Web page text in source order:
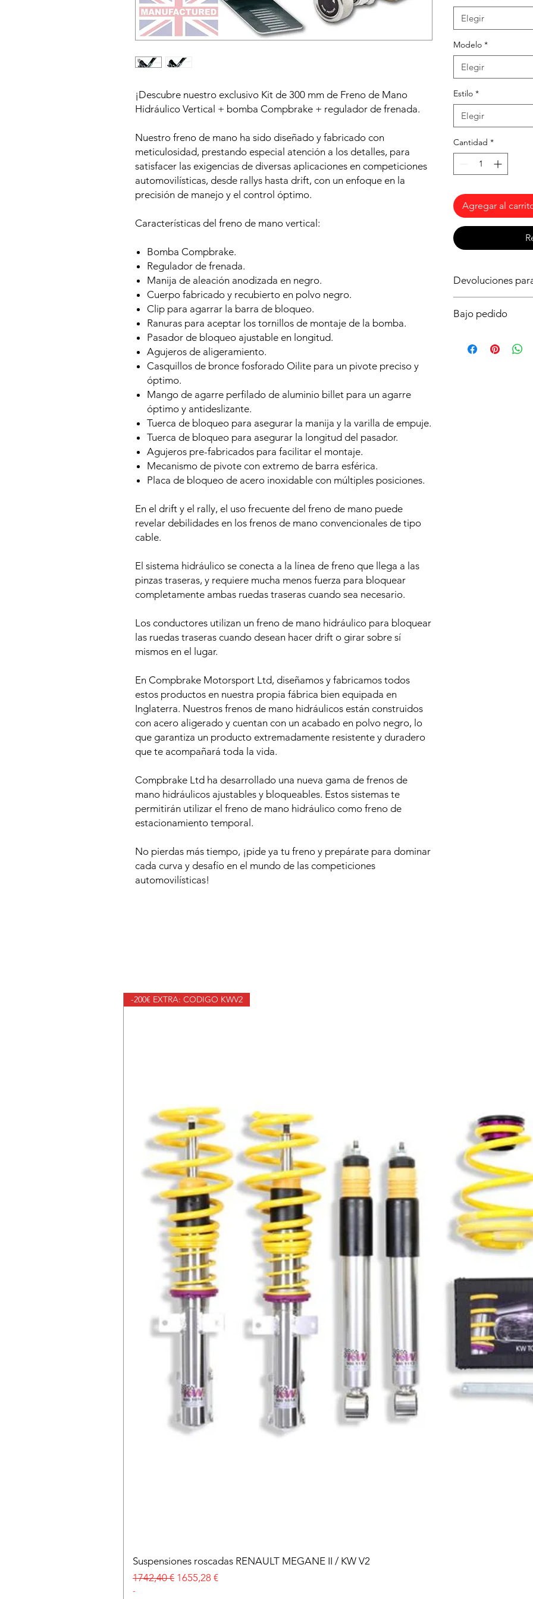
¡Descubre nuestro exclusivo Kit de 300 mm de Freno de Mano
Hidráulico Vertical + bomba Compbrake + regulador de frenada.
Nuestro freno de mano ha sido diseñado y fabricado con
meticulosidad, prestando especial atención a los detalles, para
satisfacer las exigencias de diversas aplicaciones en competiciones
automovilísticas, desde rallys hasta drift, con un enfoque en la
precisión de manejo y el control óptimo.
Características del freno de mano vertical:
Bomba Compbrake.
Regulador de frenada.
Manija de aleación anodizada en negro.
Cuerpo fabricado y recubierto en polvo negro.
Clip para agarrar la barra de bloqueo.
Ranuras para aceptar los tornillos de montaje de la bomba.
Pasador de bloqueo ajustable en longitud.
Agujeros de aligeramiento.
Casquillos de bronce fosforado Oilite para un pivote preciso y
óptimo.
Mango de agarre perfilado de aluminio billet para un agarre
óptimo y antideslizante.
Tuerca de bloqueo para asegurar la manija y la varilla de empuje.
Tuerca de bloqueo para asegurar la longitud del pasador.
Agujeros pre-fabricados para facilitar el montaje.
Mecanismo de pivote con extremo de barra esférica.
Placa de bloqueo de acero inoxidable con múltiples posiciones.
En el drift y el rally, el uso frecuente del freno de mano puede
revelar debilidades en los frenos de mano convencionales de tipo
cable.
El sistema hidráulico se conecta a la línea de freno que llega a las
pinzas traseras, y requiere mucha menos fuerza para bloquear
completamente ambas ruedas traseras cuando sea necesario.
Los conductores utilizan un freno de mano hidráulico para bloquear
las ruedas traseras cuando desean hacer drift o girar sobre sí
mismos en el lugar.
En Compbrake Motorsport Ltd, diseñamos y fabricamos todos
estos productos en nuestra propia fábrica bien equipada en
Inglaterra. Nuestros frenos de mano hidráulicos están construidos
con acero aligerado y cuentan con un acabado en polvo negro, lo
que garantiza un producto extremadamente resistente y duradero
que te acompañará toda la vida.
Compbrake Ltd ha desarrollado una nueva gama de frenos de
mano hidráulicos ajustables y bloqueables. Estos sistemas te
permitirán utilizar el freno de mano hidráulico como freno de
estacionamiento temporal.
No pierdas más tiempo, ¡pide ya tu freno y prepárate para dominar
cada curva y desafío en el mundo de las competiciones
automovilísticas!
Elegir
Modelo *
Elegir
Estilo *
Elegir
Cantidad *
Agregar al
Devoluciones
importante
o lo intentes montar
Bajo pedido
plazo de entrega es
-200€ EXTRA: CODIGO KWV2
Suspensiones roscadas RENAULT MEGANE II / KW V2
Precio
1742,40 € Precio de oferta
1655,28 €
-